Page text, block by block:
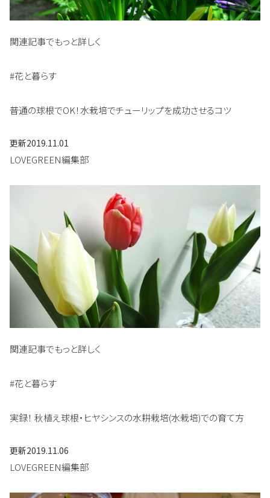
関連記事でもっと詳しく
#花と暮らす
普通の球根でOK！水栽培でチューリップを成功させるコツ
更新2019.11.01
LOVEGREEN編集部
関連記事でもっと詳しく
#花と暮らす
実録！ 秋植え球根・ヒヤシンスの水耕栽培(水栽培)での育て方
更新2019.11.06
LOVEGREEN編集部